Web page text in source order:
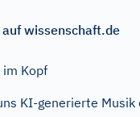
wissenschaft.de
im Kopf
KI-generierte